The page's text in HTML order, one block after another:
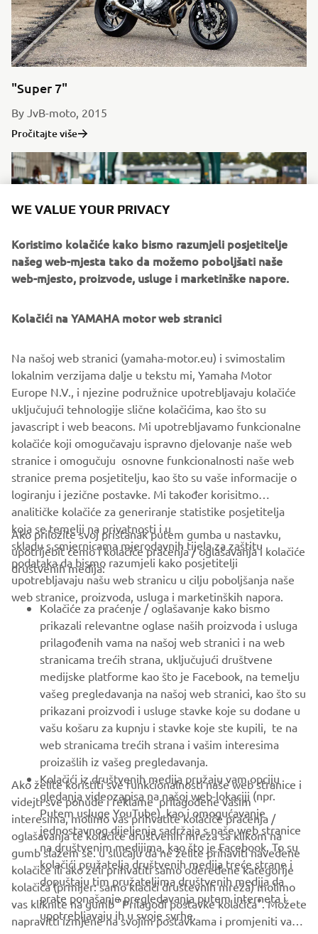
"Super 7"
By JvB-moto, 2015
Pročitajte više
By JvB-moto, 2015
XSR700 PRODUCTION MODEL
CORPORATE
FOR BUSINESS
MORE YAMAHA
SUPPORT
BILTEN
Budite prvi koji će saznati o najnovijim ponudama, posebnim
događajima, novim izdanjima i još mnogo toga
PRETPLATITE SE
Pročitajte našu Politiku privatnosti kako biste saznali kako
obrađujemo vaše osobne podatke:Pravila o Zaštiti Privatnosti
WE VALUE YOUR PRIVACY
Koristimo kolačiće kako bismo razumjeli posjetitelje
našeg web-mjesta tako da možemo poboljšati naše
web-mjesto, proizvode, usluge i marketinške napore.
Kolačići na YAMAHA motor web stranici
Na našoj web stranici (yamaha-motor.eu) i svimostalim
lokalnim verzijama dalje u tekstu mi, Yamaha Motor
Europe N.V., i njezine podružnice upotrebljavaju kolačiće
uključujući tehnologije slične kolačićima, kao što su
javascript i web beacons. Mi upotrebljavamo funkcionalne
kolačiće koji omogučavaju ispravno djelovanje naše web
stranice i omogučuju osnovne funkcionalnosti naše web
stranice prema posjetitelju, kao što su vaše informacije o
logiranju i jezične postavke. Mi također korisitmo
analitičke kolačiće za generiranje statistike posjetitelja
koja se temelji na privatnosti i u
skladu s smjernicama mjerodavnih tijela za zaštitu
podataka da bismo razumjeli kako posjetitelji
upotrebljavaju našu web stranicu u cilju poboljšanja naše
web stranice, proizvoda, usluga i marketinških napora.
Ako priložite svoj pristanak putem gumba u nastavku,
upotrijebit ćemo i kolačiće praćenja / oglašavanja i kolačiće
društvenih medija:
Kolačiće za praćenje / oglašavanje kako bismo
prikazali relevantne oglase naših proizvoda i usluga
prilagođenih vama na našoj web stranici i na web
stranicama trećih strana, uključujući društvene
medijske platforme kao što je Facebook, na temelju
vašeg pregledavanja na našoj web stranici, kao što su
prikazani proizvodi i usluge stavke koje su dodane u
vašu košaru za kupnju i stavke koje ste kupili, te na
web stranicama trećih strana i vašim interesima
proizašlih iz vašeg pregledavanja.
Kolačići iz društvenih medija pružaju vam opciju
gledanja videozapisa na našoj web-lokaciji (npr.
Putem usluge YouTube), kao i omogućavanje
jednostavnog dijeljenja sadržaja s naše web stranice
na društvenim medijima, kao što je Facebook. To su
kolačići pružatelja društvenih medija treće strane i
dopuštaju tim pružateljima društvenih medija da
prate ponašanje pregledavanja putem interneta i
upotrebljavaju ih u svoje svrhe.
Ako želite koristiti sve funkcionalnosti naše web stranice i
videjti sve ponude i reklame prilagođene vašim
interesima, molimo vas prihvatite kolačiće praćenja /
oglašavanja te kolačiće društvenih mreža sa klikom na
gumb slažem se. u slučaju da ne želite prihaviti navedene
kolačiće ili ako želi prihvatiti samo odeređene kategorije
kolačića (prmijer: samo klačići društevnih mreža) molimo
vas kliknite na gumb "Prilagodi postavke kolačića". Možete
napravitti izmjene na svojim postavkama i promjeniti vaš